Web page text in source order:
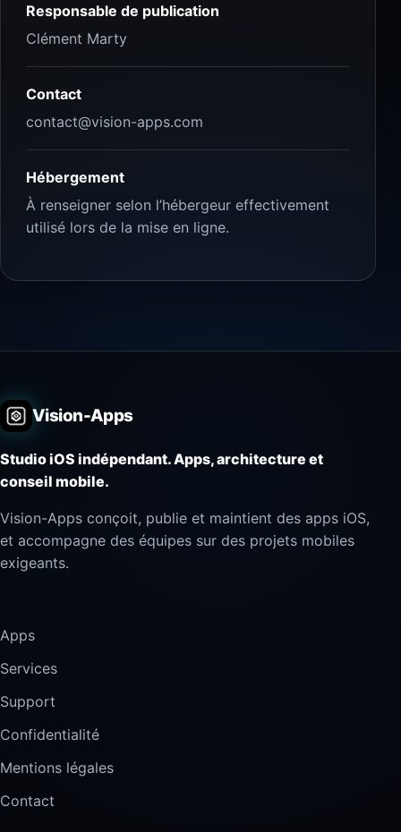
Responsable de publication
Clément Marty
Contact
contact@vision-apps.com
Hébergement
À renseigner selon l’hébergeur effectivement
utilisé lors de la mise en ligne.
Vision-Apps
Studio iOS indépendant. Apps, architecture et
conseil mobile.
Vision-Apps conçoit, publie et maintient des apps iOS,
et accompagne des équipes sur des projets mobiles
exigeants.
Apps
Services
Support
Confidentialité
Mentions légales
Contact